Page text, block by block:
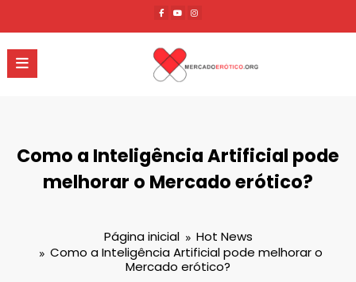
o
conteúdo
Como a Inteligência Artificial pode
melhorar o Mercado erótico?
Página inicial
Hot News
Como a Inteligência Artificial pode melhorar o
Mercado erótico?